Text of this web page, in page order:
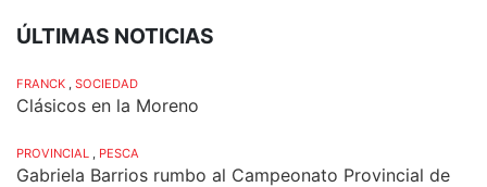
ÚLTIMAS NOTICIAS
FRANCK , SOCIEDAD
Clásicos en la Moreno
PROVINCIAL , PESCA
Gabriela Barrios rumbo al Campeonato Provincial de